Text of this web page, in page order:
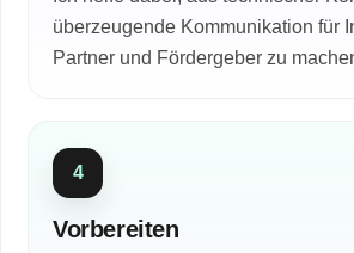
überzeugende Kommunikation für
Partner und Fördergeber zu
4
Vorbereiten